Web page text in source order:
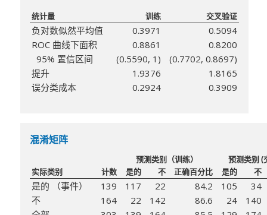
统计量 训练 交叉验证
负对数似然平均值 0.3971
0.5094
ROC 曲线下面积
0.8861
0.8200
95% 置信区间
(0.5590, 1)
(0.7702, 0.8697)
提升
1.9376
1.8165
误分类成本
0.2924 0.3909
混淆矩阵
预测类别（训练）
预测类别 (
实际类别
计数 是的 不 正确百分比 是的 不
是的 （事件） 139 117 22 84.2 105
34
不
164 22 142 86.6 24
140